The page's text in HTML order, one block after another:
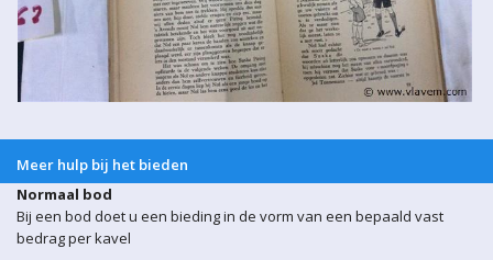
Meer hulp bij het bieden
Normaal bod
Bij een bod doet u een bieding in de vorm van een bepaald vast
bedrag per kavel